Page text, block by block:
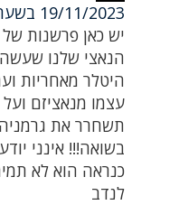
19/11/2023 בשעה 18:32
יש כאן פרשנות
הנאצי שלנו
היטלר מאחריות
עצמו מנאציזם
תשחרר את
בשואה!!! אינני
כנראה הוא לא
לנדב